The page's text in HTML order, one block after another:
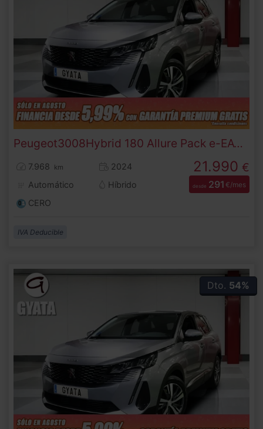
Peugeot3008 Hybrid 180 Allure Pack e-EAT8 132 kW (180 CV)
7.968 km
2024
Automático
Híbrido
CERO
21.990 €
desde 291 €/mes
IVA Deducible
Dto. 54%